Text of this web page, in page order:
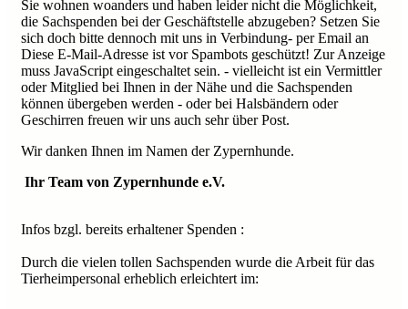
Sie wohnen woanders und haben leider nicht die Möglichkeit,
die Sachspenden bei der Geschäftstelle abzugeben? Setzen Sie
sich doch bitte dennoch mit uns in Verbindung- per Email an
Diese E-Mail-Adresse ist vor Spambots geschützt! Zur Anzeige
muss JavaScript eingeschaltet sein. - vielleicht ist ein Vermittler
oder Mitglied bei Ihnen in der Nähe und die Sachspenden
können übergeben werden - oder bei Halsbändern oder
Geschirren freuen wir uns auch sehr über Post.
Wir danken Ihnen im Namen der Zypernhunde.
Ihr Team von Zypernhunde e.V.
Infos bzgl. bereits erhaltener Spenden :
Durch die vielen tollen Sachspenden wurde die Arbeit für das
Tierheimpersonal erheblich erleichtert im: